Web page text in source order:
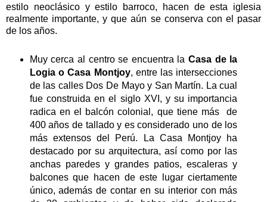
estilo neoclásico y estilo barroco, hacen de esta iglesia
realmente importante, y que aún se conserva con el pasar
de los años.
Muy cerca al centro se encuentra laCasa de la
Logia o Casa Montjoy, entre las intersecciones
de las calles Dos De Mayo y San Martín. La cual
fue construida en el siglo XVI, y su importancia
radica en el balcón colonial, que tiene más de
400 años de tallado y es considerado uno de los
más extensos del Perú. La Casa Montjoy ha
destacado por su arquitectura, así como por las
anchas paredes y grandes patios, escaleras y
balcones que hacen de este lugar ciertamente
único, además de contar en su interior con más